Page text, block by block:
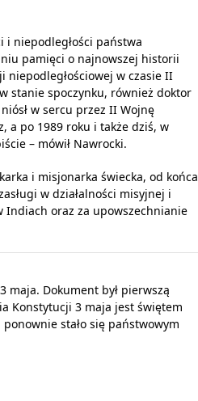
i niepodległości państwa
pamięci o najnowszej historii
niepodległościowej w czasie II
stanie spoczynku, również doktor
w sercu przez II Wojnę
a po 1989 roku i także dziś, w
– mówił Nawrocki.
i misjonarka świecka, od końca
w działalności misyjnej i
Indiach oraz za upowszechnianie
maja. Dokument był pierwszą
Konstytucji 3 maja jest świętem
stało się państwowym